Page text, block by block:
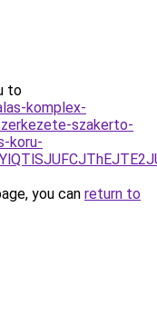
to
komplex-
szakerto-
koru-
you can return to